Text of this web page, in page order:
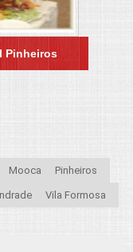
Pinheiros
Mooca Pinheiros
Vila Formosa